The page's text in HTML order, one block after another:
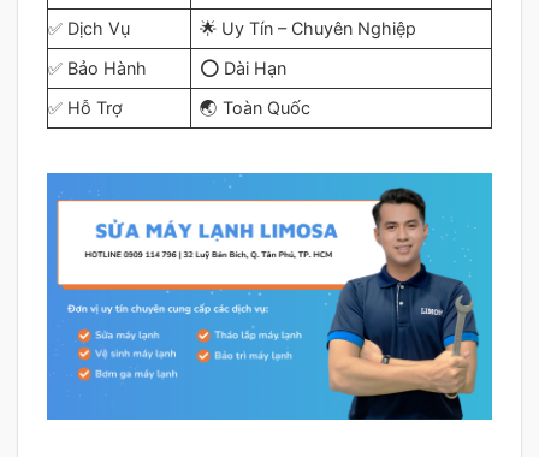
✅ Dịch Vụ
🌟 Uy Tín – Chuyên Nghiệp
✅ Bảo Hành
⭕ Dài Hạn
✅ Hỗ Trợ
🌏 Toàn Quốc